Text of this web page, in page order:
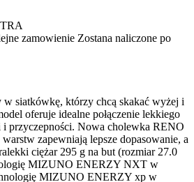
zamowienie Zostana naliczone po
w siatkówkę, którzy chcą skakać wyżej i
oferuje idealne połączenie lekkiego
i przyczepności. Nowa cholewka RENO
zapewniają lepsze dopasowanie, a
ciężar 295 g na but (rozmiar 27.0
MIZUNO ENERZY NXT w
MIZUNO ENERZY xp w